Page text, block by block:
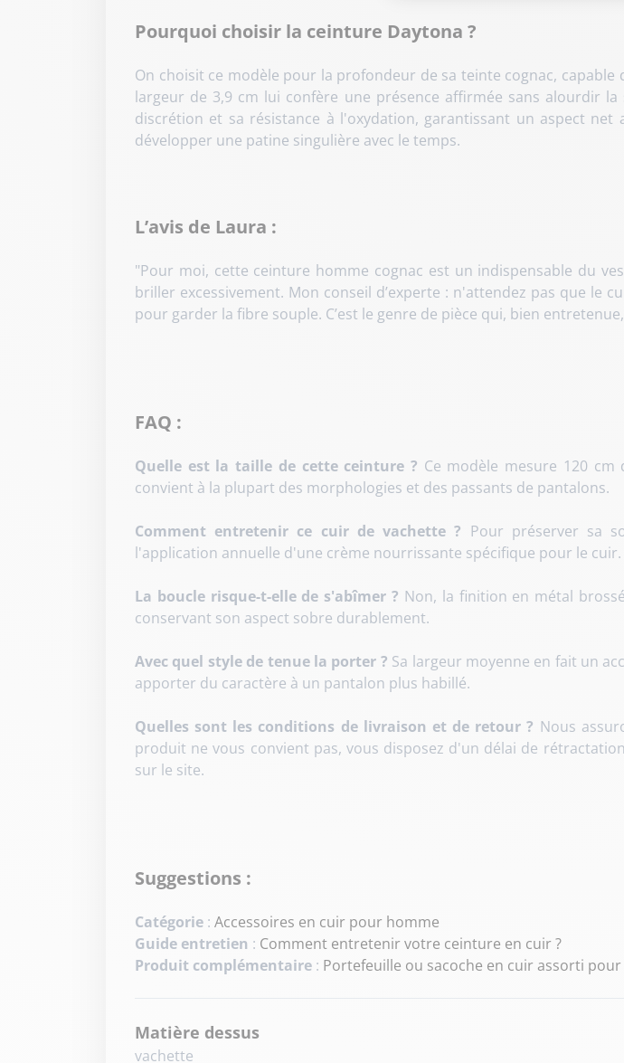
Pourquoi choisir la ceinture Daytona ?
On choisit ce modèle pour la profondeur de sa teinte cognac,
largeur de 3,9 cm lui confère une présence affirmée sans alourdir
discrétion et sa résistance à l'oxydation, garantissant un aspect
développer une patine singulière avec le temps.
L’avis de Laura :
"Pour moi, cette ceinture homme cognac est un indispensable du
briller excessivement. Mon conseil d’experte : n'attendez pas que le
pour garder la fibre souple. C’est le genre de pièce qui, bien
FAQ :
Quelle est la taille de cette ceinture ? Ce modèle mesure 120
convient à la plupart des morphologies et des passants de pantalons.
Comment entretenir ce cuir de vachette ? Pour préserver sa
l'application annuelle d'une crème nourrissante spécifique pour le cuir.
La boucle risque-t-elle de s'abîmer ? Non, la finition en métal
conservant son aspect sobre durablement.
Avec quel style de tenue la porter ? Sa largeur moyenne en fait un
apporter du caractère à un pantalon plus habillé.
Quelles sont les conditions de livraison et de retour ? Nous
produit ne vous convient pas, vous disposez d'un délai de
sur le site.
Suggestions :
Catégorie : Accessoires en cuir pour homme
Guide entretien : Comment entretenir votre ceinture en cuir ?
Produit complémentaire : Portefeuille ou sacoche en cuir assorti
Matière dessus
vachette